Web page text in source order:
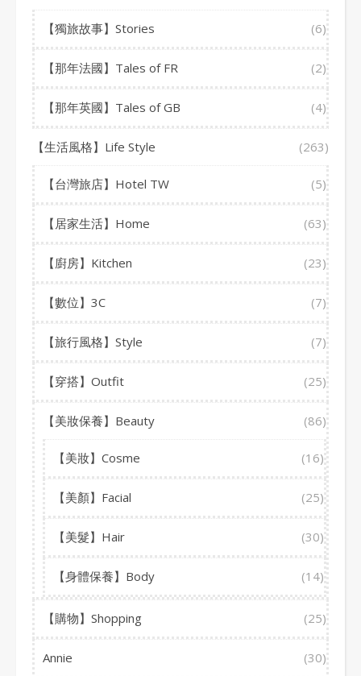
【獨旅故事】Stories (6)
【那年法國】Tales of FR (2)
【那年英國】Tales of GB (4)
【生活風格】Life Style (263)
【台灣旅店】Hotel TW (5)
【居家生活】Home (63)
【廚房】Kitchen (23)
【數位】3C (7)
【旅行風格】Style (7)
【穿搭】Outfit (25)
【美妝保養】Beauty (86)
【美妝】Cosme (16)
【美顏】Facial (25)
【美髮】Hair (30)
【身體保養】Body (14)
【購物】Shopping (25)
Annie (30)